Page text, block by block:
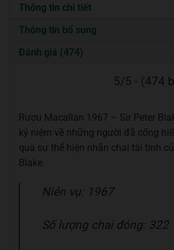
Thông tin chi tiết
Thông tin bổ sung
Đánh giá (474)
5/5 - (474
Rượu Macallan 1967 – Sir Peter
kỷ niệm về những người đã cống
qua sự thể hiện nhãn chai tài tình
Blake.
Niên vụ: 1967
Số lượng chai đóng: 322